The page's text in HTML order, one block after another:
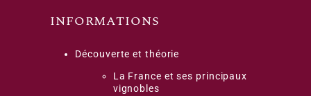
INFORMATIONS
Découverte et théorie
La France et ses principaux
vignobles